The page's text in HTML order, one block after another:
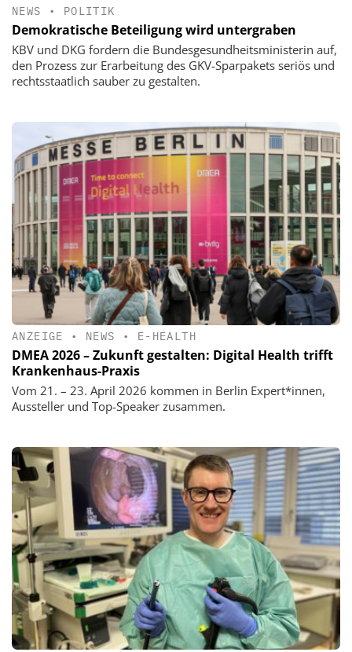
NEWS • POLITIK
Demokratische Beteiligung wird untergraben
KBV und DKG fordern die Bundesgesundheitsministerin auf,
den Prozess zur Erarbeitung des GKV-Sparpakets seriös und
rechtsstaatlich sauber zu gestalten.
ANZEIGE • NEWS • E-HEALTH
DMEA 2026 – Zukunft gestalten: Digital Health trifft
Krankenhaus-Praxis
Vom 21. – 23. April 2026 kommen in Berlin Expert*innen,
Aussteller und Top-Speaker zusammen.